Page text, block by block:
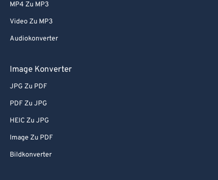
MP4 Zu MP3
Video Zu MP3
Audiokonverter
Image Konverter
JPG Zu PDF
PDF Zu JPG
HEIC Zu JPG
Image Zu PDF
Bildkonverter